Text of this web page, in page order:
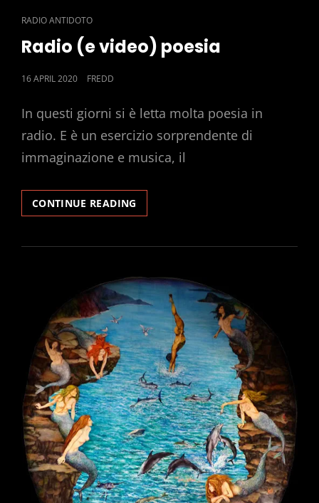
CAT
LINKS
RADIO ANTIDOTO
Radio (e video) poesia
POSTED
16 APRIL 2020 FREDD
In questi giorni si è letta molta poesia in
radio. E è un esercizio sorprendente di
immaginazione e musica, il
CONTINUE READING
(E
POESIA